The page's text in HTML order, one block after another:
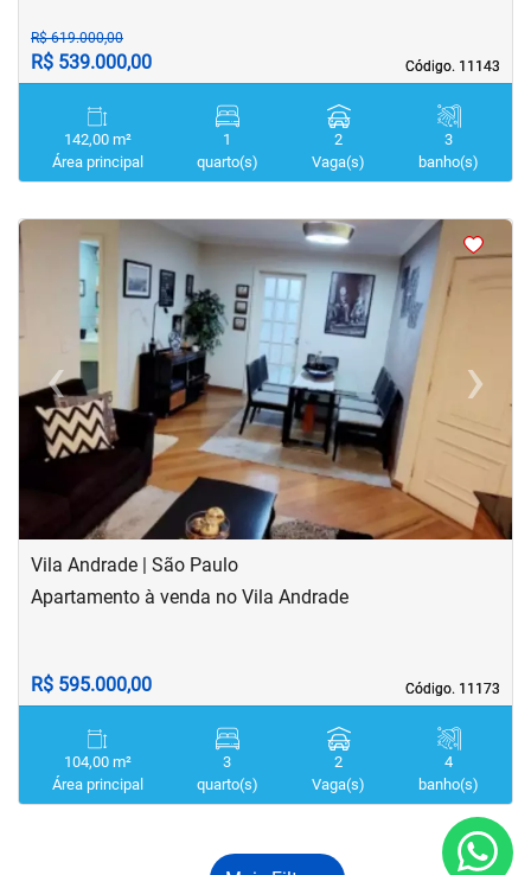
Código. 11143
Código. 11143
R$ 619.000,00
R$ 539.000,00
142,00 m²
Área principal
1
quarto(s)
2
Vaga(s)
3
banho(s)
<
‹Previous ›Next
Vila Andrade | São Paulo
Código. 11173
Código. 11173
Apartamento à venda no Vila Andrade
R$ 595.000,00
104,00 m²
Área principal
3
quarto(s)
2
Vaga(s)
4
banho(s)